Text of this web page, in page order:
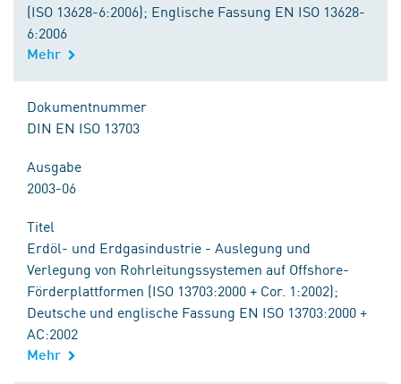
(ISO 13628-6:2006); Englische Fassung EN ISO 13628-
6:2006
Mehr
Dokumentnummer
DIN EN ISO 13703
Ausgabe
2003-06
Titel
Erdöl- und Erdgasindustrie - Auslegung und
Verlegung von Rohrleitungssystemen auf Offshore-
Förderplattformen (ISO 13703:2000 + Cor. 1:2002);
Deutsche und englische Fassung EN ISO 13703:2000 +
AC:2002
Mehr